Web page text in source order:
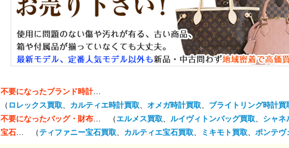
不要になったブランド時計…
（ ロレックス買取、 カルティエ時計買取、 オメガ時計買取、 ブライトリング時計買
不要になったバッグ・財布… （ エルメス買取、 ルイヴィトンバッグ買取、 シャネ
宝石… （ティファニー宝石買取、 カルティエ宝石買取、 ミキモト買取、 ポンテヴ